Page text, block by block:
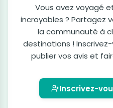
Vous avez voyagé
incroyables ? Partagez
la communauté à
destinations !
publier vos avis et
Inscrivez-